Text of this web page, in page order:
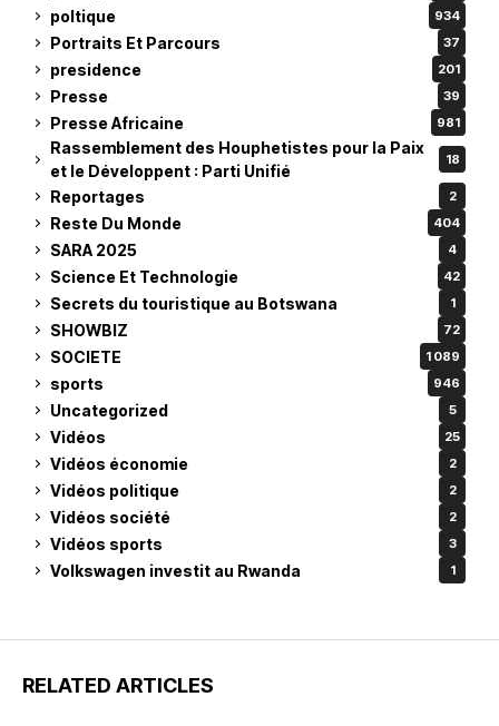
poltique 934
Portraits Et Parcours 37
presidence 201
Presse 39
Presse Africaine 981
Rassemblement des Houphetistes pour la Paix
et le Développent : Parti Unifié
18
Reportages 2
Reste Du Monde 404
SARA 2025 4
Science Et Technologie 42
Secrets du touristique au Botswana 1
SHOWBIZ 72
SOCIETE 1 089
sports 946
Uncategorized 5
Vidéos 25
Vidéos économie 2
Vidéos politique 2
Vidéos société 2
Vidéos sports 3
Volkswagen investit au Rwanda 1
RELATED ARTICLES